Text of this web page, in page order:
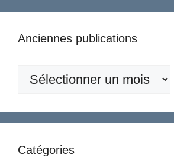
Anciennes publications
Anciennes
Catégories